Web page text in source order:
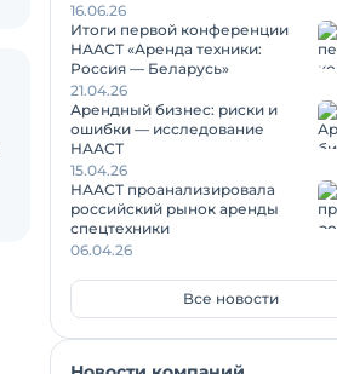
16.06.26
Итоги первой конференции
НААСТ «Аренда техники:
Россия — Беларусь»
21.04.26
Арендный бизнес: риски и
ошибки — исследование
НААСТ
15.04.26
НААСТ проанализировала
российский рынок аренды
спецтехники
06.04.26
Все новости